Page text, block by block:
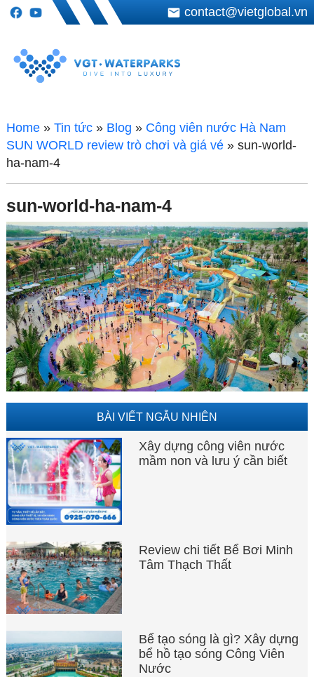
contact@vietglobal.vn
Home» Tin tức» Blog » Công viên nước Hà Nam
SUN WORLD review trò chơi và giá vé» sun-world-
ha-nam-4
sun-world-ha-nam-4
BÀI VIẾT NGẪU NHIÊN
Xây dựng công viên nước
mầm non và lưu ý cần biết
Review chi tiết Bể Bơi Minh
Tâm Thạch Thất
Bể tạo sóng là gì? Xây dựng
bể hồ tạo sóng Công Viên
Nước